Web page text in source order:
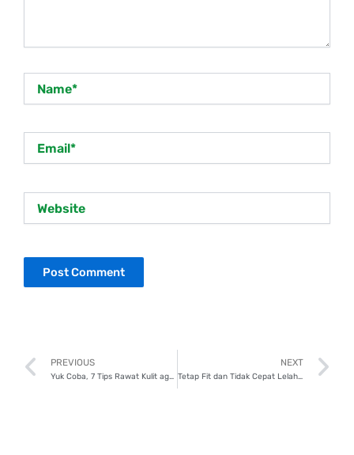
Prev
PREVIOUS NEXT
Tetap Fit dan Tidak Cepat Lelah? Ini 7 Olahraga yang Pas Saat Puasa!